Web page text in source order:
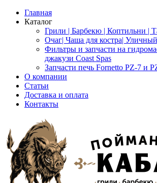
Главная
Каталог
Грили | Барбекю | Коптильни |
Очаг| Чаша для костра|
Фильтры и запчасти на
джакузи Coast Spas
Запчасти печь Fornetto PZ-7 и
О компании
Статьи
Доставка и оплата
Контакты